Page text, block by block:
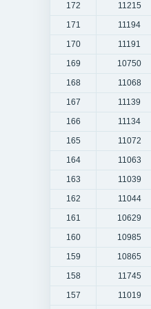
172
11215
171
11194
170
11191
169
10750
168
11068
167
11139
166
11134
165
11072
164
11063
163
11039
162
11044
161
10629
160
10985
159
10865
158
11745
157
11019